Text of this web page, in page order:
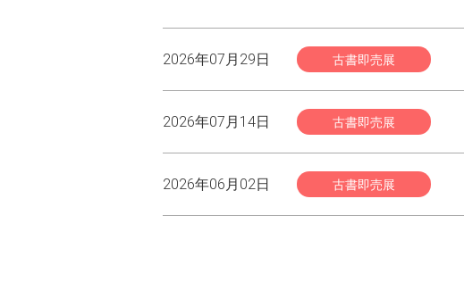
2026年07月29日 古書即売展
2026年07月14日 古書即売展
2026年06月02日 古書即売展